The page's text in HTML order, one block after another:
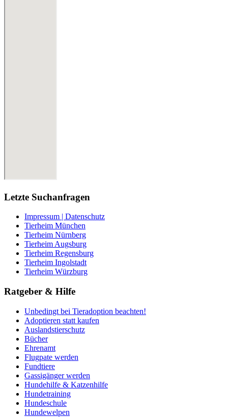
Letzte Suchanfragen
Impressum | Datenschutz
Tierheim München
Tierheim Nürnberg
Tierheim Augsburg
Tierheim Regensburg
Tierheim Ingolstadt
Tierheim Würzburg
Ratgeber & Hilfe
Unbedingt bei Tieradoption beachten!
Adoptieren statt kaufen
Auslandstierschutz
Bücher
Ehrenamt
Flugpate werden
Fundtiere
Gassigänger werden
Hundehilfe & Katzenhilfe
Hundetraining
Hundeschule
Hundewelpen